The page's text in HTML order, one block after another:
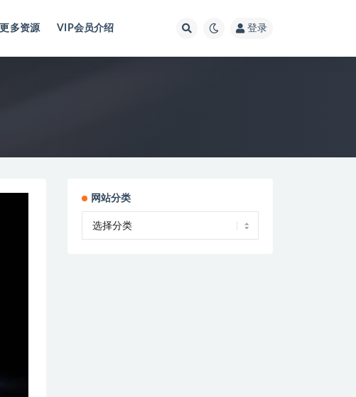
更多资源 VIP会员介绍 登录
网站分类